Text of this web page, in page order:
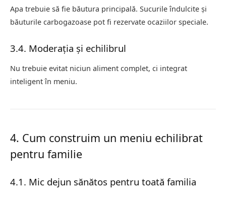
Apa trebuie să fie băutura principală. Sucurile îndulcite și
băuturile carbogazoase pot fi rezervate ocaziilor speciale.
3.4. Moderația și echilibrul
Nu trebuie evitat niciun aliment complet, ci integrat
inteligent în meniu.
4. Cum construim un meniu echilibrat
pentru familie
4.1. Mic dejun sănătos pentru toată familia